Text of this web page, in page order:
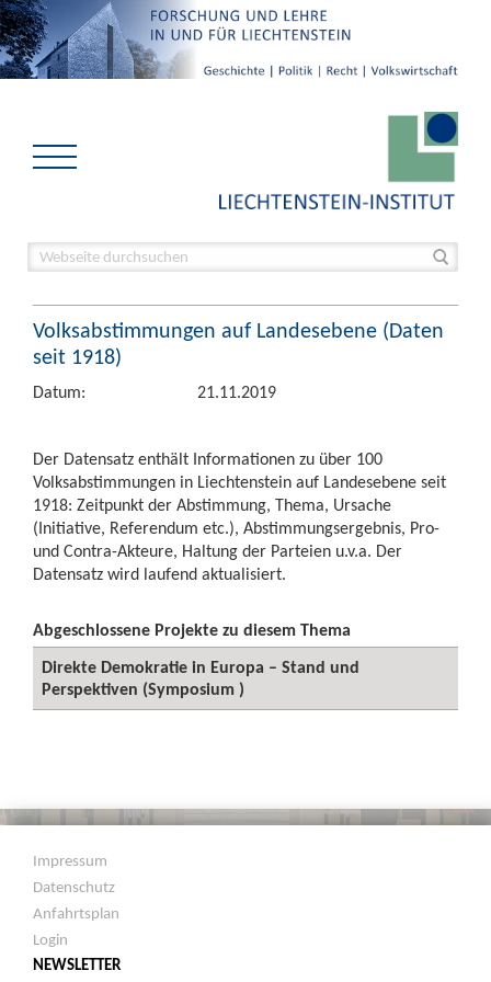
Volksabstimmungen auf Landesebene (Daten
seit 1918)
Datum: 21.11.2019
Der Datensatz enthält Informationen zu über 100
Volksabstimmungen in Liechtenstein auf Landesebene seit
1918: Zeitpunkt der Abstimmung, Thema, Ursache
(Initiative, Referendum etc.), Abstimmungsergebnis, Pro-
und Contra-Akteure, Haltung der Parteien u.v.a. Der
Datensatz wird laufend aktualisiert.
Abgeschlossene Projekte zu diesem Thema
Direkte Demokratie in Europa – Stand und
Perspektiven (Symposium )
Impressum
Datenschutz
Anfahrtsplan
Login
NEWSLETTER